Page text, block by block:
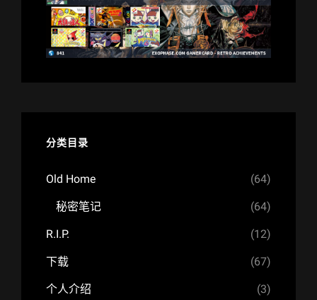
分类目录
Old Home (64)
秘密笔记 (64)
R.I.P. (12)
下载 (67)
个人介绍 (3)